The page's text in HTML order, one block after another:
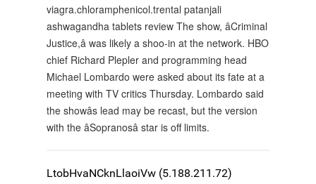
viagra.chloramphenicol.trental patanjali
ashwagandha tablets review The show, âCriminal
Justice,â was likely a shoo-in at the network. HBO
chief Richard Plepler and programming head
Michael Lombardo were asked about its fate at a
meeting with TV critics Thursday. Lombardo said
the showâs lead may be recast, but the version
with the âSopranosâ star is off limits.
LtobHvaNCknLlaoiVw (5.188.211.72)